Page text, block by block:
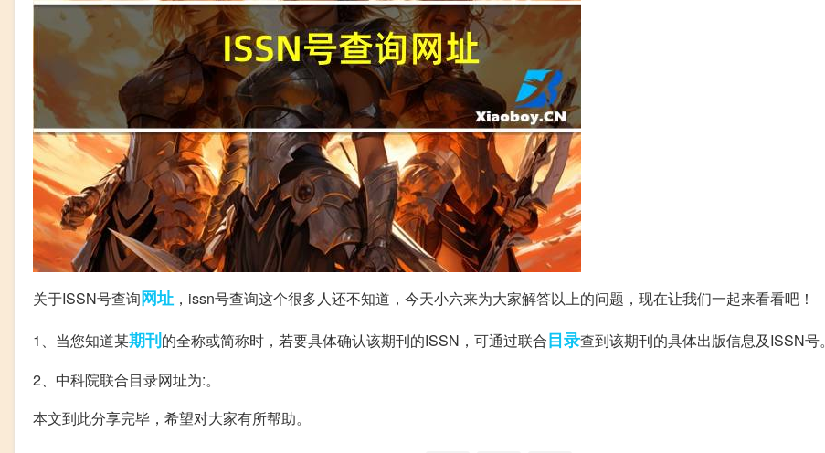
关于ISSN号查询网址 ，issn号查询这个很多人还不知道，今天小六来为大家解答以上的问题，现在让我们一起来看看吧！
1、当您知道某期刊的全称或简称时，若要具体确认该期刊的ISSN，可通过联合目录查到该期刊的具体出版信息及ISSN号。
2、中科院联合目录网址为:。
本文到此分享完毕，希望对大家有所帮助。